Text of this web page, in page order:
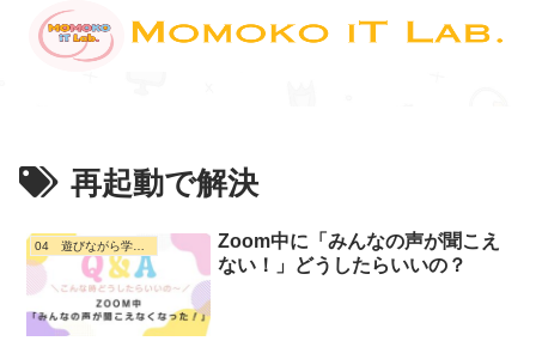
再起動で解決
04 遊びながら学ぶ・ デジタル活用
Zoom中に「みんなの声が聞こえ
ない！」どうしたらいいの？